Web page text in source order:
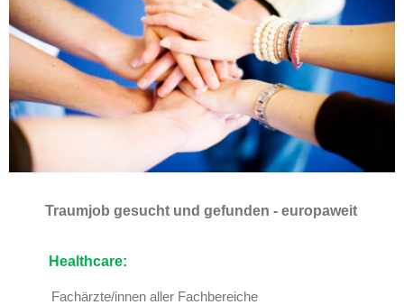
Traumjob gesucht und gefunden - europaweit
Healthcare:
Fachärzte/innen aller Fachbereiche